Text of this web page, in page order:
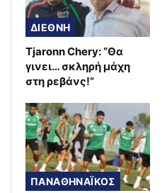
ΔΙΕΘΝΗ
Tjaronn Chery: “Θα
γινει… σκληρή μάχη
στη ρεβάνς!”
ΠΑΝΑΘΗΝΑΪΚΟΣ